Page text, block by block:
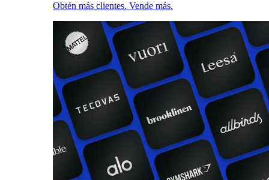
Obtén más clientes. Vende más.